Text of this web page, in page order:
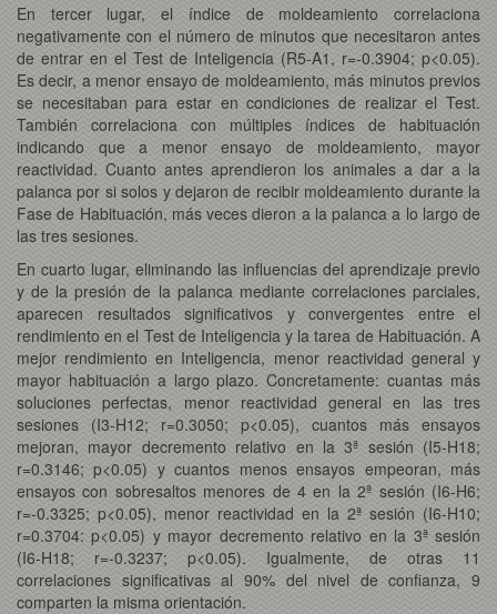
En tercer lugar, el índice de moldeamiento correlaciona
negativamente con el número de minutos que necesitaron antes
de entrar en el Test de Inteligencia (R5-A1, r=-0.3904; p<0.05).
Es decir, a menor ensayo de moldeamiento, más minutos previos
se necesitaban para estar en condiciones de realizar el Test.
También correlaciona con múltiples índices de habituación
indicando que a menor ensayo de moldeamiento, mayor
reactividad. Cuanto antes aprendieron los animales a dar a la
palanca por si solos y dejaron de recibir moldeamiento durante la
Fase de Habituación, más veces dieron a la palanca a lo largo de
las tres sesiones.
En cuarto lugar, eliminando las influencias del aprendizaje previo
y de la presión de la palanca mediante correlaciones parciales,
aparecen resultados significativos y convergentes entre el
rendimiento en el Test de Inteligencia y la tarea de Habituación. A
mejor rendimiento en Inteligencia, menor reactividad general y
mayor habituación a largo plazo. Concretamente: cuantas más
soluciones perfectas, menor reactividad general en las tres
sesiones (I3-H12; r=0.3050; p<0.05), cuantos más ensayos
mejoran, mayor decremento relativo en la 3ª sesión (I5-H18;
r=0.3146; p<0.05) y cuantos menos ensayos empeoran, más
ensayos con sobresaltos menores de 4 en la 2ª sesión (I6-H6;
r=-0.3325; p<0.05), menor reactividad en la 2ª sesión (I6-H10;
r=0.3704: p<0.05) y mayor decremento relativo en la 3ª sesión
(I6-H18; r=-0.3237; p<0.05). Igualmente, de otras 11
correlaciones significativas al 90% del nivel de confianza, 9
comparten la misma orientación.